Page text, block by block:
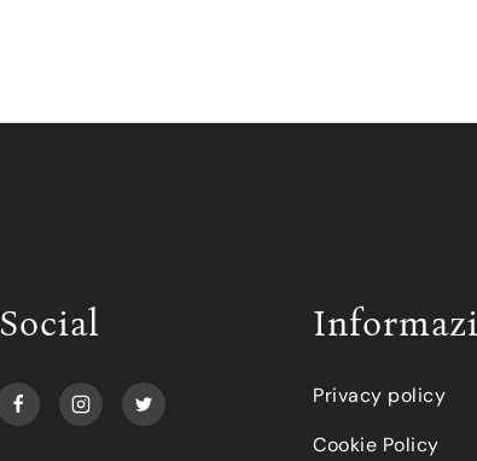
Social
Privacy policy
Cookie Policy